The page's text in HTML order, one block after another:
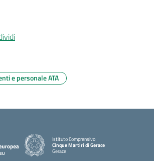
e personale ATA
Istituto Comprensivo
Cinque Martiri di Gerace
Gerace